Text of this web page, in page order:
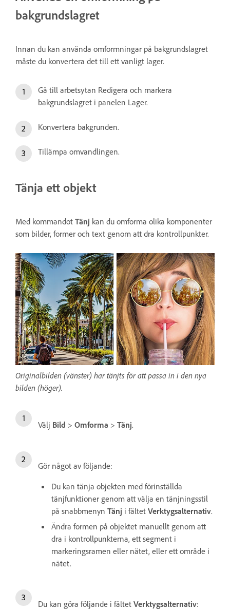
bakgrundslagret
Innan du kan använda omformningar på bakgrundslagret
måste du konvertera det till ett vanligt lager.
Gå till arbetsytan Redigera och markera
bakgrundslagret i panelen Lager.
Konvertera bakgrunden.
Tillämpa omvandlingen.
Tänja ett objekt
Med kommandot Tänj kan du omforma olika komponenter
som bilder, former och text genom att dra kontrollpunkter.
Originalbilden (vänster) har tänjts för att passa in i den nya
bilden (höger).
Välj Bild > Omforma > Tänj.
Gör något av följande:
Du kan tänja objekten med förinställda
tänjfunktioner genom att välja en tänjningsstil
på snabbmenyn Tänj i fältet Verktygsalternativ.
Ändra formen på objektet manuellt genom att
dra i kontrollpunkterna, ett segment i
markeringsramen eller nätet, eller ett område i
nätet.
Du kan göra följande i fältet Verktygsalternativ: